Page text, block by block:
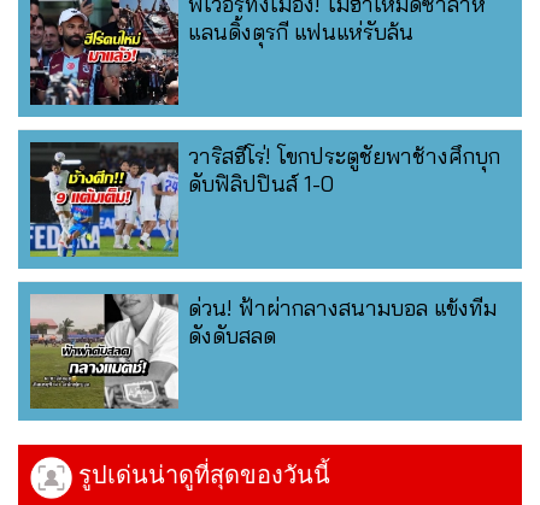
แลนดิ้งตุรกี แฟนแห่รับล้น
วาริสฮีโร่! โขกประตูชัยพาช้างศึกบุก
ดับฟิลิปปินส์ 1-0
ด่วน! ฟ้าผ่ากลางสนามบอล แข้งทีม
ดังดับสลด
รูปเด่นน่าดูที่สุดของวันนี้